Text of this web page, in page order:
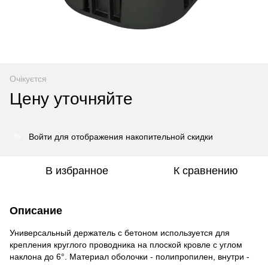
Очікуєтся
Цену уточняйте
Войти для отображения накопительной скидки
В избранное К сравнению
Описание
Универсальный держатель с бетоном используется для
крепления круглого проводника на плоской кровле с углом
наклона до 6°. Материал оболочки - полипропилен, внутри -